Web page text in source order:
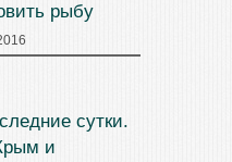
рыбу
сутки.
и